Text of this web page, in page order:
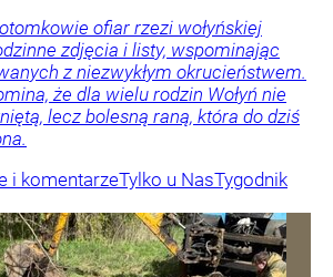
ofiar rzezi wołyńskiej
zdjęcia i listy, wspominając
z niezwykłym okrucieństwem.
że dla wielu rodzin Wołyń nie
lecz bolesną raną, która do dziś
i komentarzeTylko u NasTygodnik